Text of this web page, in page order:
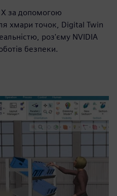
X за допомогою
хмари точок, Digital Twin
роз'єму NVIDIA
безпеки.